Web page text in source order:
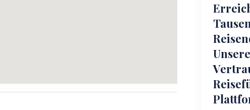
Unsere